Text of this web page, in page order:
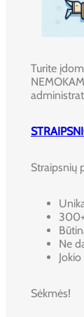
Turite
Straipsnių
Ne
Sėkmės!